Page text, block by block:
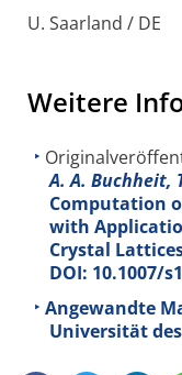
U. Saarland / DE
Weitere
A. A. Buchheit,
Computation
with
Crystal
DOI: 10.1007/
Angewandte
Universität